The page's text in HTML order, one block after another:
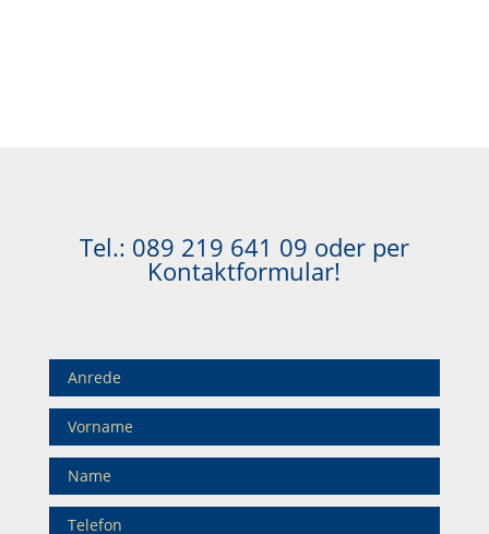
Tel.: 089 219 641 09 oder per
Kontaktformular!